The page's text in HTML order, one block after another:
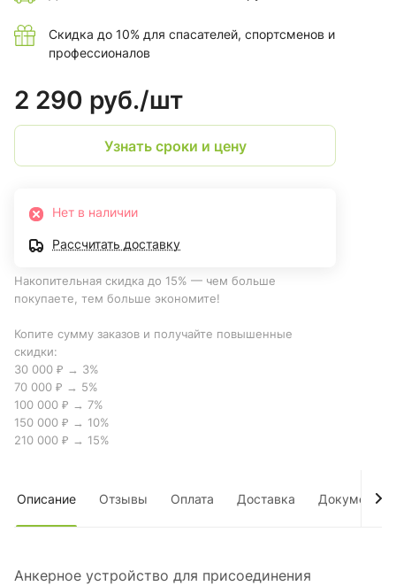
Скидка до 10% для спасателей, спортсменов и
профессионалов
2 290 руб./шт
Узнать сроки и цену
Нет в наличии
Рассчитать доставку
Накопительная скидка до 15% — чем больше
покупаете, тем больше экономите!
Копите сумму заказов и получайте повышенные
скидки:
30 000 ₽ → 3%
70 000 ₽ → 5%
100 000 ₽ → 7%
150 000 ₽ → 10%
210 000 ₽ → 15%
Описание Отзывы Оплата Доставка Документы
Анкерное устройство для присоединения